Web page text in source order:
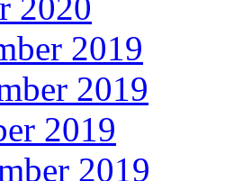
2020
2019
2019
2019
2019